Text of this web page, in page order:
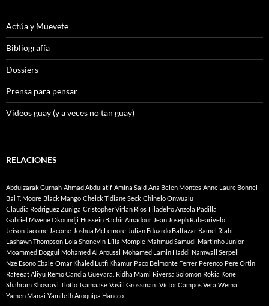
Actúa y Muevete
Bibliografía
Dossiers
Prensa para pensar
Videos guay (y a veces no tan guay)
RELACIONES
Abdulzarak Gurnah Ahmad Abdulatif Amina Said Ana Belen Montes Anne Laure Bonnel
Bai T. Moore Black Mango Cheick Tidiane Seck Chinelo Onwualu
Claudia Rodriguez Zuñiga Cristopher Virlan Rios Filadelfo Anzola Padilla
Gabriel Mwene Okoundji Hussein Bachir Amadour Jean Joseph Rabearivelo
Jeison Jacome Jacome Joshua McLemore Julian Eduardo Baltazar Kamel Riahi
Lashawn Thompson Lola Shoneyin Lília Momple Mahmud Samudi Martinho Junior
Moammed Doggui Mohamed Al Aroussi Mohamed Lamin Haddi Namwall Serpell
Nze Esono Ebale Omar Khaled Lutfi Khamur Paco Belmonte Ferrer Perenco Pere Ortin
Rafeeat Aliyu Remo Candia Guevara. Ridha Mami Riversa Solomon Rokia Kone
Shahram Khosravi Tlotlo Tsamaase Vasili Grossman: Víctor Campos Vera Wema
Yamen Manai Yamileth Aroquipa Hancco